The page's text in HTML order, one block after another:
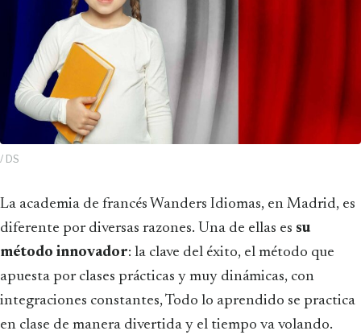
/ DS
La academia de francés Wanders Idiomas, en Madrid, es
diferente por diversas razones. Una de ellas es su
método innovador: la clave del éxito, el método que
apuesta por clases prácticas y muy dinámicas, con
integraciones constantes, Todo lo aprendido se practica
en clase de manera divertida y el tiempo va volando.